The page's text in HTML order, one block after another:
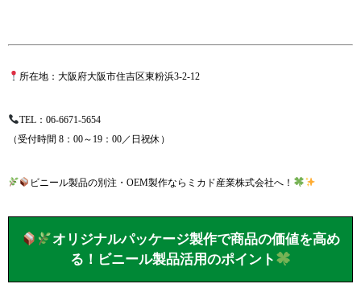
所在地：大阪府大阪市住吉区東粉浜3-2-12
TEL： 06-6671-5654
（受付時間 8：00～19：00／日祝休）
ビニール製品の別注・OEM製作ならミカド産業株式会社へ！
オリジナルパッケージ製作で商品の価値を高め
る！ビニール製品活用のポイント